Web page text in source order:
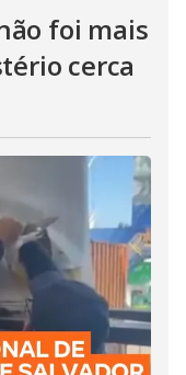
foi mais
cerca